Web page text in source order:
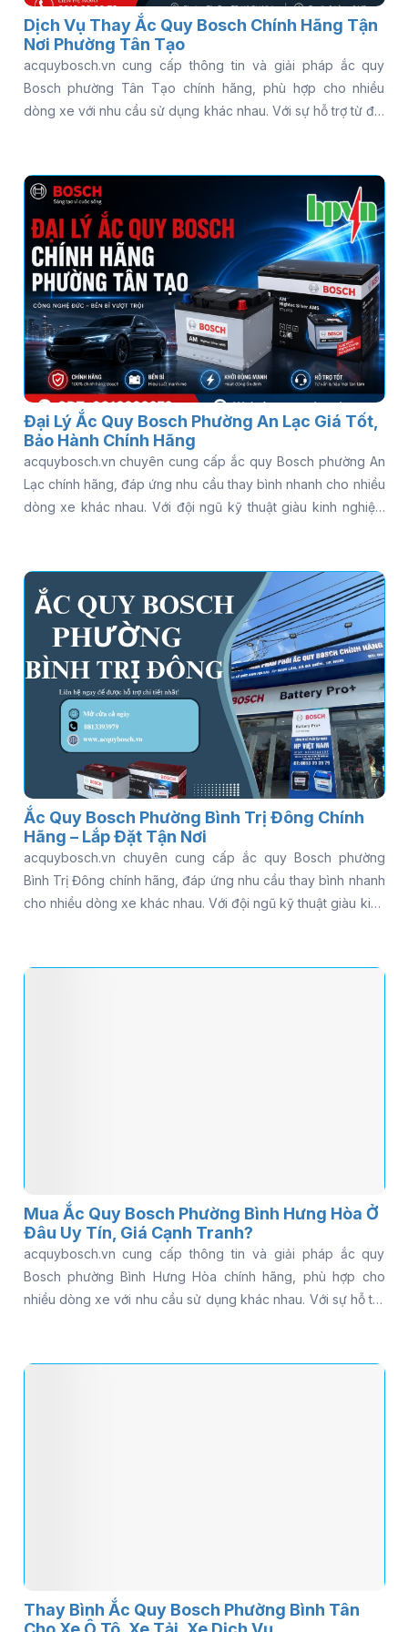
Dịch Vụ Thay Ắc Quy Bosch Chính Hãng Tận
Nơi Phường Tân Tạo
acquybosch.vn cung cấp thông tin và giải pháp ắc quy
Bosch phường Tân Tạo chính hãng, phù hợp cho nhiều
dòng xe với nhu cầu sử dụng khác nhau. Với sự hỗ trợ từ đội
phá chi tiết và chọn đúng loại ắc quy phù hợp.
Đại Lý Ắc Quy Bosch Phường An Lạc Giá Tốt,
Bảo Hành Chính Hãng
acquybosch.vn chuyên cung cấp ắc quy Bosch phường An
Lạc chính hãng, đáp ứng nhu cầu thay bình nhanh cho nhiều
dòng xe khác nhau. Với đội ngũ kỹ thuật giàu kinh nghiệm
gian ngắn. Nếu bạn đang tìm địa chỉ bán ắc quy Bosch uy tín
gần khu vực An Lạc, đọc ngay bài viết để khám phá chi tiết.
Ắc Quy Bosch Phường Bình Trị Đông Chính
Hãng – Lắp Đặt Tận Nơi
acquybosch.vn chuyên cung cấp ắc quy Bosch phường
Bình Trị Đông chính hãng, đáp ứng nhu cầu thay bình nhanh
cho nhiều dòng xe khác nhau. Với đội ngũ kỹ thuật giàu kinh
thời gian ngắn. Nếu bạn đang tìm địa chỉ bán ắc quy Bosch
Mua Ắc Quy Bosch Phường Bình Hưng Hòa Ở
Đâu Uy Tín, Giá Cạnh Tranh?
acquybosch.vn cung cấp thông tin và giải pháp ắc quy
Bosch phường Bình Hưng Hòa chính hãng, phù hợp cho
nhiều dòng xe với nhu cầu sử dụng khác nhau. Với sự hỗ trợ
để khám phá chi tiết và chọn đúng loại ắc quy phù hợp.
Thay Bình Ắc Quy Bosch Phường Bình Tân